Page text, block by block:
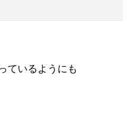
ているようにも